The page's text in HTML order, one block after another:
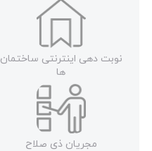
نوبت دهی اینترنتی ساختمان
ها
مجریان ذی صلاح